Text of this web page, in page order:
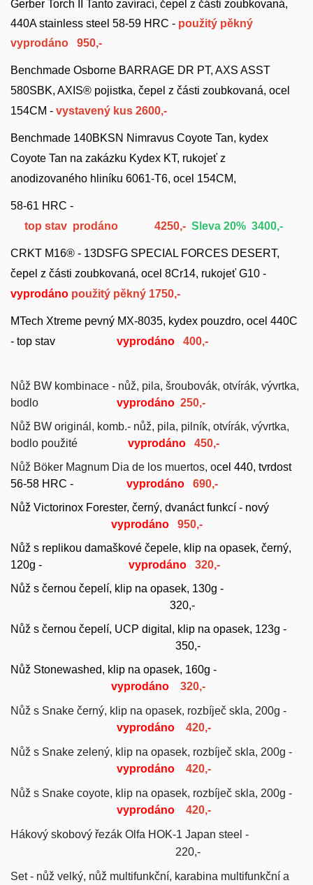
Gerber Torch II Tanto zavírací, čepel z části zoubkovaná,
440A stainless steel 58-59 HRC - použitý pěkný
vyprodáno
950,-
Benchmade Osborne BARRAGE DR PT, AXS ASST
580SBK, AXIS® pojistka, čepel z části zoubkovaná, ocel
154CM - vystavený kus 2600,-
Benchmade 140BKSN Nimravus Coyote Tan, kydex
Coyote Tan na zakázku Kydex KT, rukojeť z
anodizovaného hliníku 6061-T6, ocel 154CM,
58-61 HRC -
top stav prodáno
4250,- Sleva 20% 3400,-
CRKT M16® - 13DSFG SPECIAL FORCES DESERT,
čepel z části zoubkovaná, ocel 8Cr14, rukojeť G10 -
vyprodáno použitý pěkný 1750,-
MTech Xtreme pevný MX-8035, kydex pouzdro, ocel 440C
- top stav
vyprodáno 400,-
Nůž BW kombinace - nůž, pila, šroubovák, otvírák, vývrtka,
bodlo
vyprodáno 250,-
Nůž BW originál, komb.- nůž, pila, pilník, otvírák, vývrtka,
bodlo použité vyprodáno 450,-
Nůž Böker Magnum Dia de los muertos, ocel 440, tvrdost
56-58 HRC -
vyprodáno
690,-
Nůž Victorinox Forester, černý, dvanáct funkcí - nový
vyprodáno
950,-
Nůž s replikou damaškové čepele, klip na opasek, černý,
120g -
vyprodáno
320,-
Nůž s černou čepelí, klip na opasek, 130g -
320,-
Nůž s černou čepelí, UCP digital, klip na opasek, 123g -
350,-
Nůž Stonewashed, klip na opasek, 160g -
vyprodáno
320,-
Nůž s Snake černý, klip na opasek, rozbíječ skla, 200g -
vyprodáno
420,-
Nůž s Snake zelený, klip na opasek, rozbíječ skla, 200g -
vyprodáno
420,-
Nůž s Snake coyote, klip na opasek, rozbíječ skla, 200g -
vyprodáno
420,-
Hákový skobový řezák Olfa HOK-1 Japan steel -
220,-
Set - nůž velký, nůž multifunkční, karabina multifunkční a